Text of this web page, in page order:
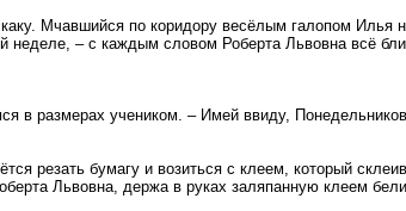
Мчавшийся по коридору весёлым галопом Илья
– с каждым словом Роберта Львовна всё
в размерах учеником. – Имей ввиду,
резать бумагу и возиться с клеем, который
Львовна, держа в руках заляпанную клеем